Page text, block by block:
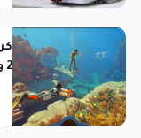
2 وتمنح مكافآت للموظفين